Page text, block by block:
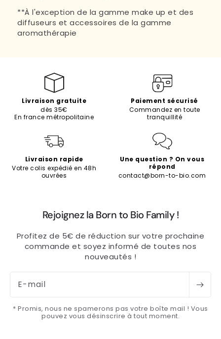
**À l'exception de la gamme make up et des
diffuseurs et accessoires de la gamme
aromathérapie
Livraison gratuite
dès 35€
En france métropolitaine
Paiement sécurisé
Commandez en toute
tranquillité
Livraison rapide
Votre colis expédié en 48h
ouvrées
Une question ? On vous
répond
contact@born-to-bio.com
Rejoignez la Born to Bio Family !
Profitez de 5€ de réduction sur votre prochaine
commande et soyez informé de toutes nos
nouveautés !
E-mail
* Promis, nous ne spamerons pas votre boîte mail ! Vous
pouvez vous désinscrire à tout moment.